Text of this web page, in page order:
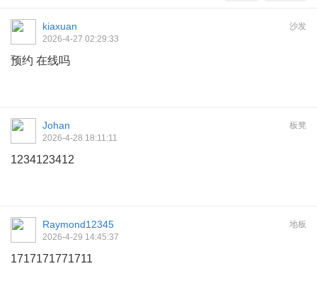
沙发
kiaxuan
2026-4-27 02:29:33
预约 在线吗
板凳
Johan
2026-4-28 18:11:11
1234123412
地板
Raymond12345
2026-4-29 14:45:37
1717171771711